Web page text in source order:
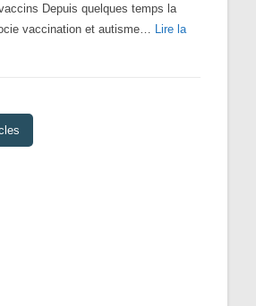
Depuis quelques temps la
vaccination et autisme… Lire la